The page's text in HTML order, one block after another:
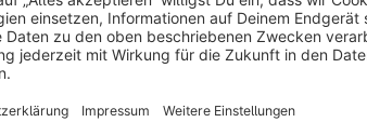
Automatischer Versand von
Individuelle Artikel automatisch dem